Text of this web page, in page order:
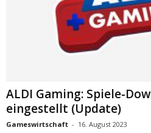
ALDI Gaming: Spiele-
eingestellt (Update)
Gameswirtschaft - 16. August 2023